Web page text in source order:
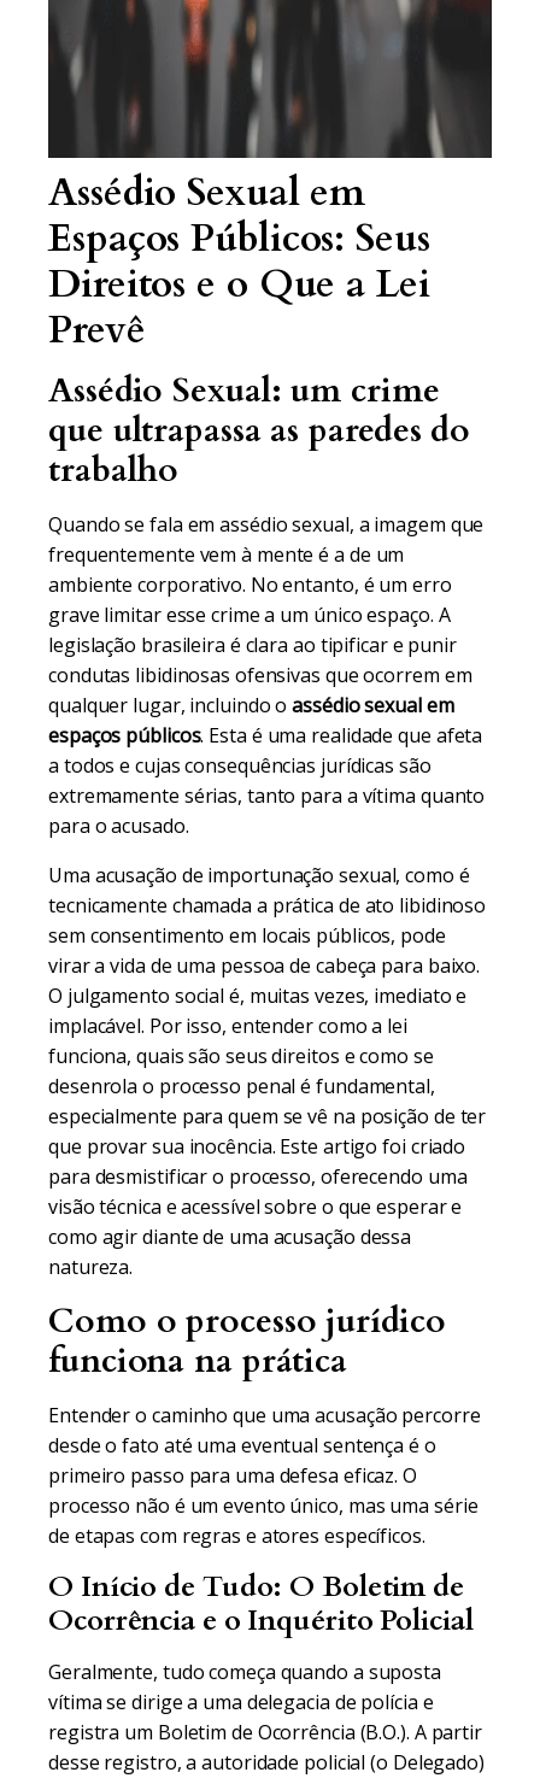
Assédio Sexual em
Espaços Públicos: Seus
Direitos e o Que a Lei
Prevê
Assédio Sexual: um crime
que ultrapassa as paredes do
trabalho
Quando se fala em assédio sexual, a imagem que
frequentemente vem à mente é a de um
ambiente corporativo. No entanto, é um erro
grave limitar esse crime a um único espaço. A
legislação brasileira é clara ao tipificar e punir
condutas libidinosas ofensivas que ocorrem em
qualquer lugar, incluindo oassédio sexual em
espaços públicos. Esta é uma realidade que afeta
a todos e cujas consequências jurídicas são
extremamente sérias, tanto para a vítima quanto
para o acusado.
Uma acusação de importunação sexual, como é
tecnicamente chamada a prática de ato libidinoso
sem consentimento em locais públicos, pode
virar a vida de uma pessoa de cabeça para baixo.
O julgamento social é, muitas vezes, imediato e
implacável. Por isso, entender como a lei
funciona, quais são seus direitos e como se
desenrola o processo penal é fundamental,
especialmente para quem se vê na posição de ter
que provar sua inocência. Este artigo foi criado
para desmistificar o processo, oferecendo uma
visão técnica e acessível sobre o que esperar e
como agir diante de uma acusação dessa
natureza.
Como o processo jurídico
funciona na prática
Entender o caminho que uma acusação percorre
desde o fato até uma eventual sentença é o
primeiro passo para uma defesa eficaz. O
processo não é um evento único, mas uma série
de etapas com regras e atores específicos.
O Início de Tudo: O Boletim de
Ocorrência e o Inquérito Policial
Geralmente, tudo começa quando a suposta
vítima se dirige a uma delegacia de polícia e
registra um Boletim de Ocorrência (B.O.). A partir
desse registro, a autoridade policial (o Delegado)